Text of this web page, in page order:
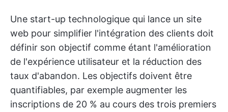
Une start-up technologique qui lance un site
web pour simplifier l'intégration des clients doit
définir son objectif comme étant l'amélioration
de l'expérience utilisateur et la réduction des
taux d'abandon. Les objectifs doivent être
quantifiables, par exemple augmenter les
inscriptions de 20 % au cours des trois premiers